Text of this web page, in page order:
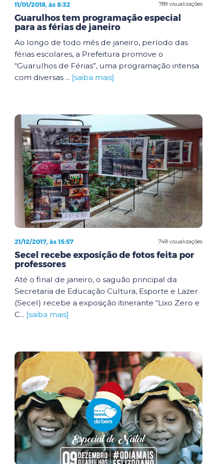
789 visualizações
11/01/2018, às 8:32
Guarulhos tem programação especial
para as férias de janeiro
Ao longo de todo mês de janeiro, período das
férias escolares, a Prefeitura promove o
“Guarulhos de Férias”, uma programação intensa
com diversas ... [saiba mais]
748 visualizações
21/12/2017, às 15:57
Secel recebe exposição de fotos feita por
professores
Até o final de janeiro, o saguão principal da
Secretaria de Educação Cultura, Esporte e Lazer
(Secel) recebe a exposição itinerante “Lixo Zero e
C... [saiba mais]